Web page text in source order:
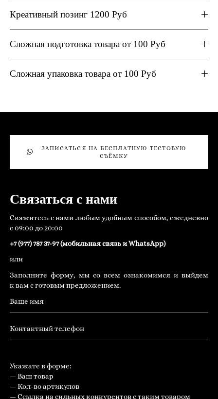
Креативный позинг 1200 Руб
Сложная подготовка товара от 100 Руб
Сложная упаковка товара от 100 Руб
ЗАПИСАТЬСЯ НА БЕСПЛАТНУЮ ТЕСТОВУЮ
СЪËМКУ
Связаться с нами
Свяжитесь с нами любым удобным способом, ежедневно
с 09:00 до 20:00
+7 (977) 787 37-97 (мобильная связь и WhatsApp)
или
Заполните форму, мы со всем ознакомимся и выйдем
к вам с готовым предложением.